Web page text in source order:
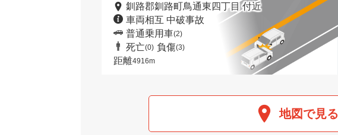
釧路郡釧路町鳥通東四丁目 付近
車両相互 中破事故
普通乗用車(2)
死亡(0) 負傷(3)
距離4916m
地図で見る